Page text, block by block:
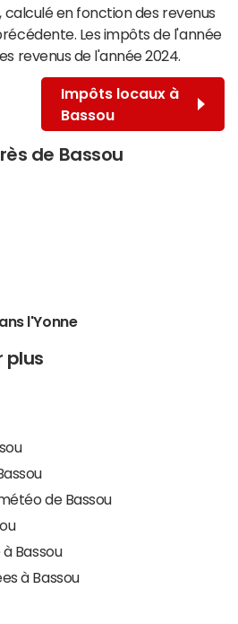
calculé en fonction des revenus
Les impôts de l'année
revenus de l'année 2024.
Impôts locaux à
Bassou
de Bassou
l'Yonne
plus
de Bassou
Bassou
à Bassou